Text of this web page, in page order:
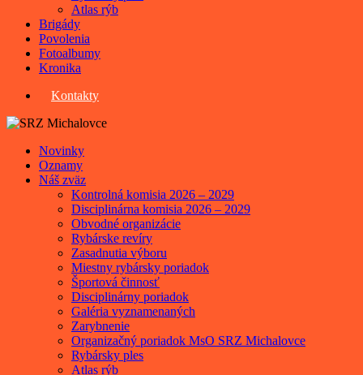
Atlas rýb
Brigády
Povolenia
Fotoalbumy
Kronika
Kontakty
Novinky
Oznamy
Náš zväz
Kontrolná komisia 2026 – 2029
Disciplinárna komisia 2026 – 2029
Obvodné organizácie
Rybárske revíry
Zasadnutia výboru
Miestny rybársky poriadok
Športová činnosť
Disciplinárny poriadok
Galéria vyznamenaných
Zarybnenie
Organizačný poriadok MsO SRZ Michalovce
Rybársky ples
Atlas rýb